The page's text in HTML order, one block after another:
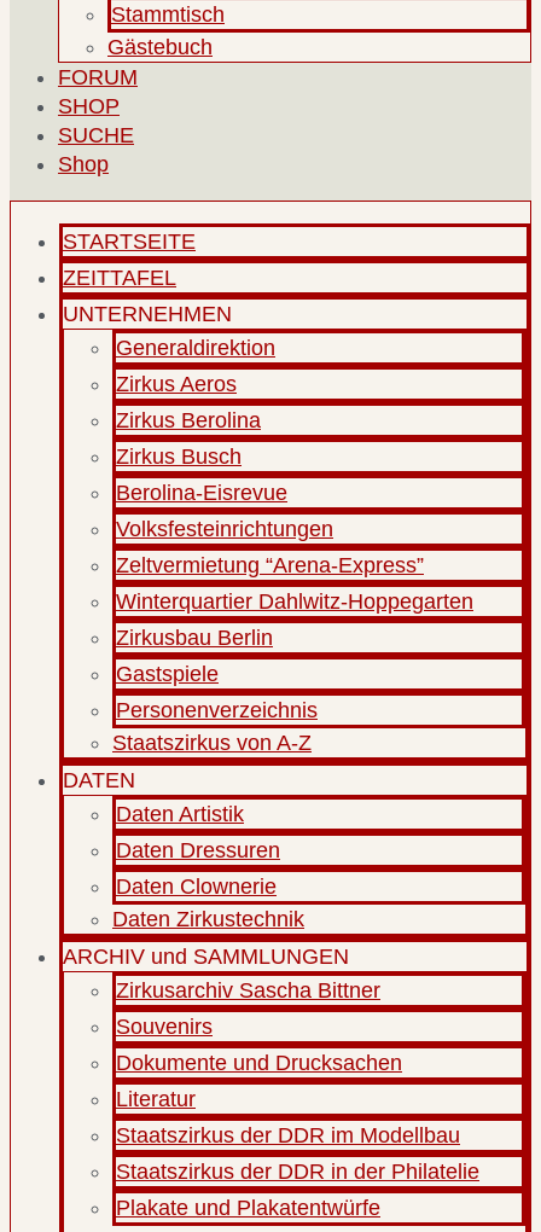
Stammtisch
Gästebuch
FORUM
SHOP
SUCHE
Shop
STARTSEITE
ZEITTAFEL
UNTERNEHMEN
Generaldirektion
Zirkus Aeros
Zirkus Berolina
Zirkus Busch
Berolina-Eisrevue
Volksfesteinrichtungen
Zeltvermietung “Arena-Express”
Winterquartier Dahlwitz-Hoppegarten
Zirkusbau Berlin
Gastspiele
Personenverzeichnis
Staatszirkus von A-Z
DATEN
Daten Artistik
Daten Dressuren
Daten Clownerie
Daten Zirkustechnik
ARCHIV und SAMMLUNGEN
Zirkusarchiv Sascha Bittner
Souvenirs
Dokumente und Drucksachen
Literatur
Staatszirkus der DDR im Modellbau
Staatszirkus der DDR in der Philatelie
Plakate und Plakatentwürfe